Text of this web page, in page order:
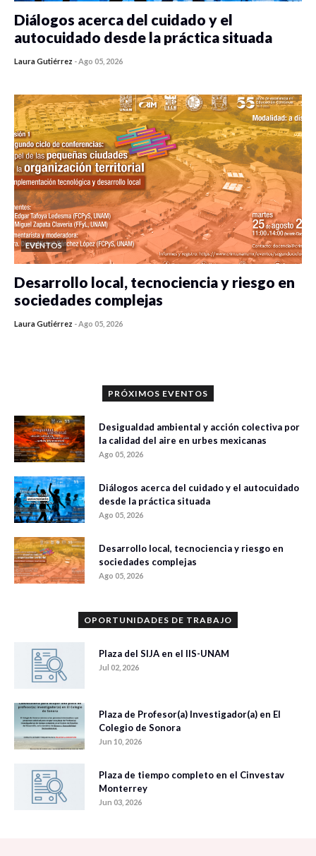
Diálogos acerca del cuidado y el
autocuidado desde la práctica situada
Laura Gutiérrez -Ago 05, 2026
EVENTOS
Desarrollo local, tecnociencia y riesgo en
sociedades complejas
Laura Gutiérrez -Ago 05, 2026
PRÓXIMOS EVENTOS
Desigualdad ambiental y acción colectiva por
la calidad del aire en urbes mexicanas
Ago 05, 2026
Diálogos acerca del cuidado y el autocuidado
desde la práctica situada
Ago 05, 2026
Desarrollo local, tecnociencia y riesgo en
sociedades complejas
Ago 05, 2026
OPORTUNIDADES DE TRABAJO
Plaza del SIJA en el IIS-UNAM
Jul 02, 2026
Plaza de Profesor(a) Investigador(a) en El
Colegio de Sonora
Jun 10, 2026
Plaza de tiempo completo en el Cinvestav
Monterrey
Jun 03, 2026